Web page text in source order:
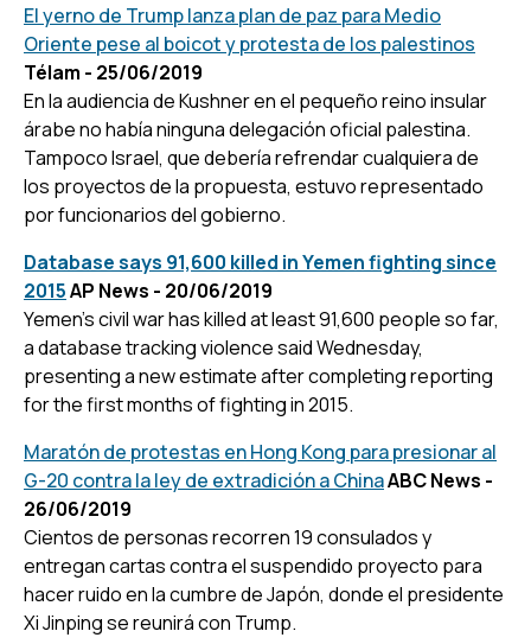
El yerno de Trump lanza plan de paz para Medio
Oriente pese al boicot y protesta de los palestinos
Télam - 25/06/2019
En la audiencia de Kushner en el pequeño reino insular
árabe no había ninguna delegación oficial palestina.
Tampoco Israel, que debería refrendar cualquiera de
los proyectos de la propuesta, estuvo representado
por funcionarios del gobierno.
Database says 91,600 killed in Yemen fighting since
2015AP News - 20/06/2019
Yemen’s civil war has killed at least 91,600 people so far,
a database tracking violence said Wednesday,
presenting a new estimate after completing reporting
for the first months of fighting in 2015.
Maratón de protestas en Hong Kong para presionar al
G-20 contra la ley de extradición a ChinaABC News -
26/06/2019
Cientos de personas recorren 19 consulados y
entregan cartas contra el suspendido proyecto para
hacer ruido en la cumbre de Japón, donde el presidente
Xi Jinping se reunirá con Trump.